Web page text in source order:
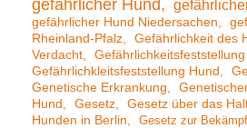
gefährlicher Hund
gefährlicher Hund Niedersachen
Rheinland-Pfalz
Gefährlichkeit des
Verdacht
Gefährlichkleitsfeststellung Hund
Genetische Erkrankung
Hund
Gesetz
Gesetz über das
Hunden in Berlin
Gesetz zur